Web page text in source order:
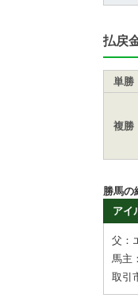
払戻
単勝
複勝
勝馬の
アイ
父：
馬主
取引